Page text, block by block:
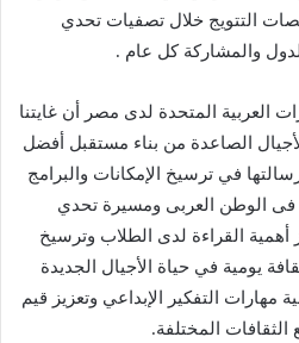
التتويج خلال تصفيات تحدي
والمشاركة كل عام .
العربية المتحدة لدى مصر أن غايتنا
الصاعدة من بناء مستقبل أفضل
في ترسيخ الإمكانات والبرامج
فى الوطن العربى ومسيرة تحدي
أهمية القراءة لدى الطلاب وترسيخ
يومية في حياة الأجيال الجديدة
مهارات التفكير الإبداعي وتعزيز قيم
الثقافات المختلفة.